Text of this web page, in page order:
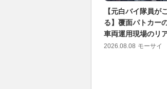
【元白バイ隊員が
る】覆面パトカー
車両運用現場のリ
2026.08.08 モーサイ